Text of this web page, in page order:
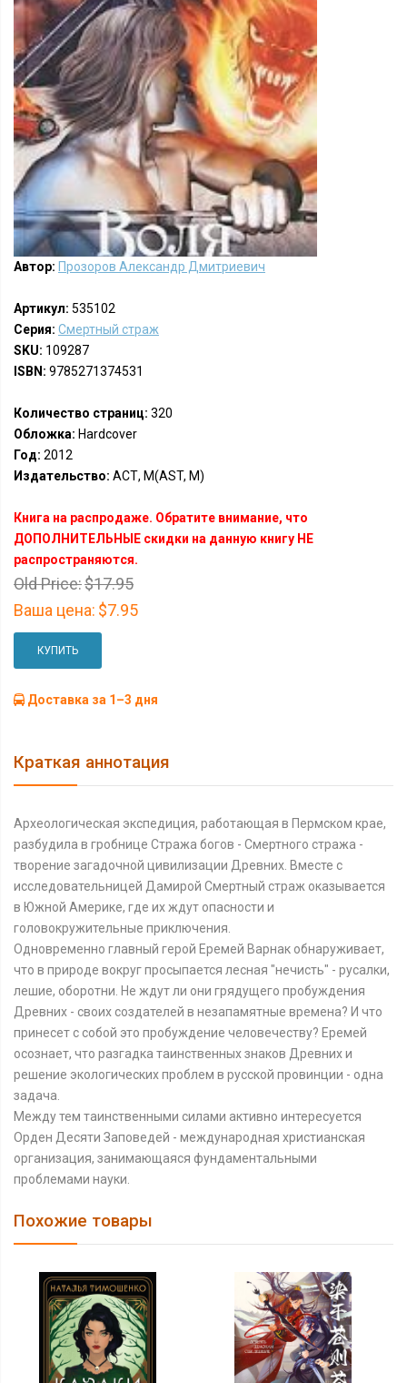
Автор: Прозоров Александр Дмитриевич
Артикул: 535102
Серия: Смертный страж
SKU: 109287
ISBN: 9785271374531
Количество страниц: 320
Обложка: Hardcover
Год: 2012
Издательство: АСТ, М(AST, M)
Книга на распродаже. Обратите внимание, что
ДОПОЛНИТЕЛЬНЫЕ скидки на данную книгу НЕ
распространяются.
Old Price:$17.95
Ваша цена: $7.95
КУПИТЬ
Доставка за 1–3 дня
Краткая аннотация
Археологическая экспедиция, работающая в Пермском крае,
разбудила в гробнице Стража богов - Смертного стража -
творение загадочной цивилизации Древних. Вместе с
исследовательницей Дамирой Смертный страж оказывается
в Южной Америке, где их ждут опасности и
головокружительные приключения.
Одновременно главный герой Еремей Варнак обнаруживает,
что в природе вокруг просыпается лесная "нечисть" - русалки,
лешие, оборотни. Не ждут ли они грядущего пробуждения
Древних - своих создателей в незапамятные времена? И что
принесет с собой это пробуждение человечеству? Еремей
осознает, что разгадка таинственных знаков Древних и
решение экологических проблем в русской провинции - одна
задача.
Между тем таинственными силами активно интересуется
Орден Десяти Заповедей - международная христианская
организация, занима­ющаяся фундаментальными
проблемами науки.
Похожие товары